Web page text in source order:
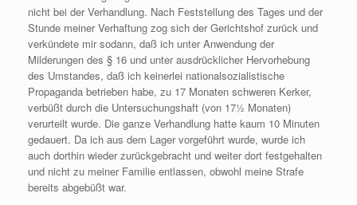
nicht bei der Verhandlung. Nach Feststellung des Tages und der
Stunde meiner Verhaftung zog sich der Gerichtshof zurück und
verkündete mir sodann, daß ich unter Anwendung der
Milderungen des § 16 und unter ausdrücklicher Hervorhebung
des Umstandes, daß ich keinerlei nationalsozialistische
Propaganda betrieben habe, zu 17 Monaten schweren Kerker,
verbüßt durch die Untersuchungshaft (von 17½ Monaten)
verurteilt wurde. Die ganze Verhandlung hatte kaum 10 Minuten
gedauert. Da ich aus dem Lager vorgeführt wurde, wurde ich
auch dorthin wieder zurückgebracht und weiter dort festgehalten
und nicht zu meiner Familie entlassen, obwohl meine Strafe
bereits abgebüßt war.